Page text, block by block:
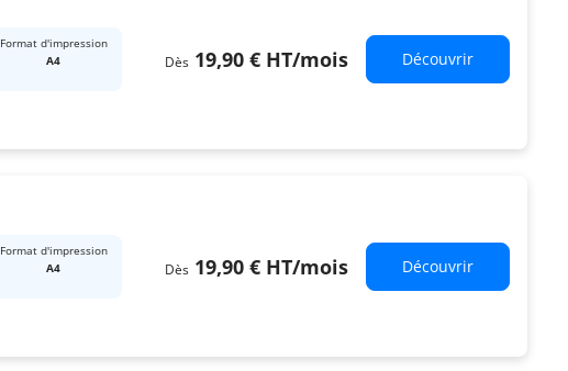
Format d'impression
A4
Dès 19,90 € HT/mois Découvrir
Format d'impression
A4
Dès 19,90 € HT/mois Découvrir